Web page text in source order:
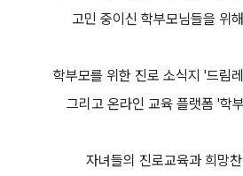
고민 중이신 학부모님들을 위
학부모를 위한 진로 소식지 '드림
그리고 온라인 교육 플랫폼 '학
자녀들의 진로교육과 희망